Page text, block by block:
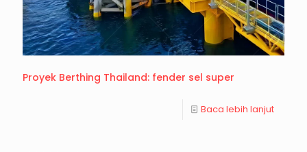
Proyek Berthing Thailand: fender sel super
Baca lebih lanjut